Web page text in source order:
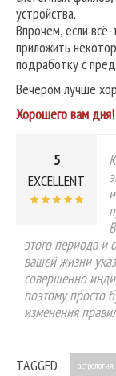
устройства.
Впрочем, если
приложить
подработку с
Вечером лучше
Хорошего вам дня!
5
EXCELLENT
этого периода и
вашей жизни
совершенно
поэтому просто
изменения
TAGGED астрология